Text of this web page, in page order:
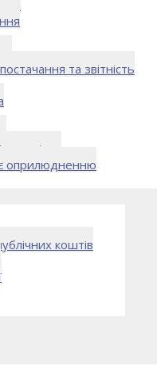
та звітність
оприлюдненню
коштів